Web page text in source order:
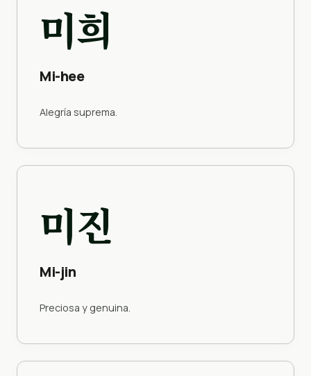
미희
Mi-hee
Alegría suprema.
미진
Mi-jin
Preciosa y genuina.